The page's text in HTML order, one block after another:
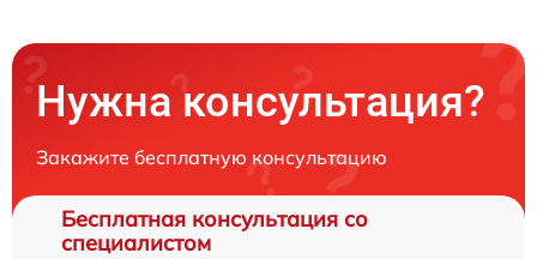
Нужна консультация?
Закажите бесплатную консультацию
Бесплатная консультация со
специалистом